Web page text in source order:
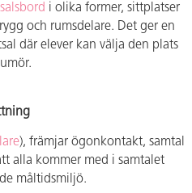
i olika former, sittplatser
och rumsdelare. Det ger en
där elever kan välja den plats
), främjar ögonkontakt, samtal
alla kommer med i samtalet
måltidsmiljö.